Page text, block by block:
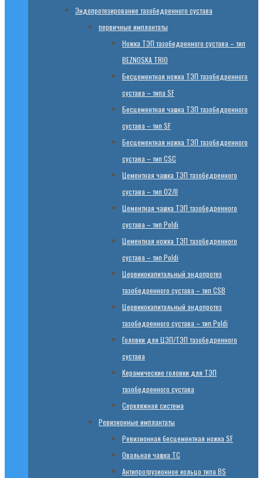
Эндопротезированиe тазобедренного сустава
первичные имплантаты
Ножка ТЭП тазобедренного сустава – тип
BEZNOSKA TRIO
Бесцементная ножка ТЭП тазобедренного
сустава – типа SF
Бесцементная чашка ТЭП тазобедренного
сустава – тип SF
Бесцементная ножка ТЭП тазобедренного
сустава – тип CSC
Цементная чашка ТЭП тазобедренного
сустава – тип 02/II
Цементная чашка ТЭП тазобедренного
сустава – тип Poldi
Цементная ножка ТЭП тазобедренного
сустава – тип Poldi
Цервикокапитальный эндопротез
тазобедренного сустава – тип CSB
Цервикокапитальный эндопротез
тазобедренного сустава – тип Poldi
Головки для ЦЭП/ТЭП тазобедренного
сустава
Керамические головки для ТЭП
тазобедренного сустава
Серкляжная система
Ревизионные имплантаты
Ревизионная бесцементная ножка SF
Овальная чашка TC
Антипротрузионное кольцо типа BS